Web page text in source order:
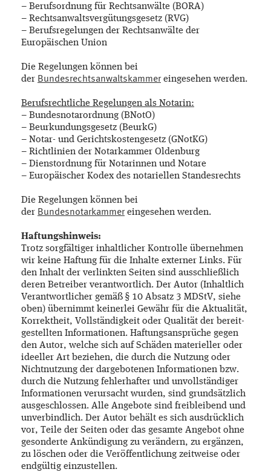
– Berufsordnung für Rechtsanwälte (BORA)
– Rechtsanwaltsvergütungsgesetz (RVG)
– Berufsregelungen der Rechtsanwälte der
Europäischen Union
Die Regelungen können bei
der Bundesrechtsanwaltskammereingesehen werden.
Berufsrechtliche Regelungen als Notarin:
– Bundesnotarordnung (BNotO)
– Beurkundungsgesetz (BeurkG)
– Notar- und Gerichtskostengesetz (GNotKG)
– Richtlinien der Notarkammer Oldenburg
– Dienstordnung für Notarinnen und Notare
– Europäischer Kodex des notariellen Standesrechts
Die Regelungen können bei
der Bundesnotarkammereingesehen werden.
Haftungshinweis:
Trotz sorgfältiger inhaltlicher Kontrolle übernehmen
wir keine Haftung für die Inhalte externer Links. Für
den Inhalt der verlinkten Seiten sind ausschließlich
deren Betreiber verantwortlich. Der Autor (Inhaltlich
Verantwortlicher gemäß § 10 Absatz 3 MDStV, siehe
oben) übernimmt keinerlei Gewähr für die Aktualität,
Korrektheit, Vollständigkeit oder Qualität der bereit-
gestellten Informationen. Haftungsansprüche gegen
den Autor, welche sich auf Schäden materieller oder
ideeller Art beziehen, die durch die Nutzung oder
Nichtnutzung der dargebotenen Informationen bzw.
durch die Nutzung fehlerhafter und unvollständiger
Informationen verursacht wurden, sind grundsätzlich
ausgeschlossen. Alle Angebote sind freibleibend und
unverbindlich. Der Autor behält es sich ausdrücklich
vor, Teile der Seiten oder das gesamte Angebot ohne
gesonderte Ankündigung zu verändern, zu ergänzen,
zu löschen oder die Veröffentlichung zeitweise oder
endgültig einzustellen.